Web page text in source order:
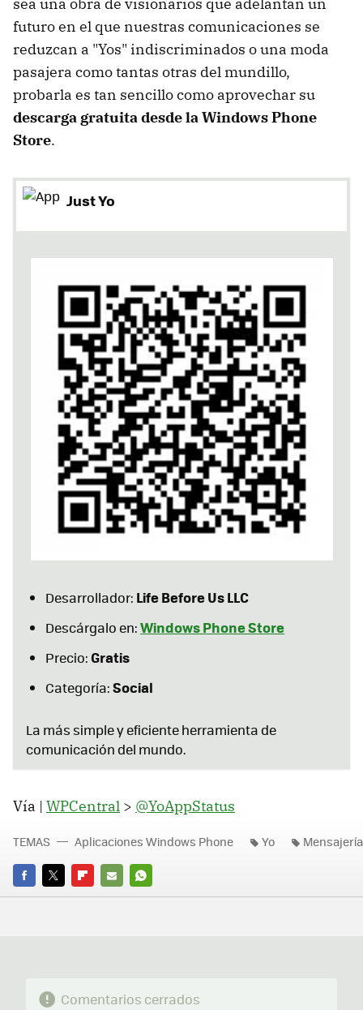
futuro en el que nuestras comunicaciones se
reduzcan a "Yos" indiscriminados o una moda
pasajera como tantas otras del mundillo,
probarla es tan sencillo como aprovechar su
descarga gratuita desde la Windows Phone
Store.
Just Yo
Desarrollador: Life Before Us LLC
Descárgalo en:Windows Phone Store
Precio:Gratis
Categoría:Social
La más simple y eficiente herramienta de
comunicación del mundo.
Vía | WPCentral > @YoAppStatus
FACEBOOK
TWITTERFLIPBOARD
E-
WHATSAPP
TEMAS Aplicaciones Windows Phone Yo
Comentarios cerrados